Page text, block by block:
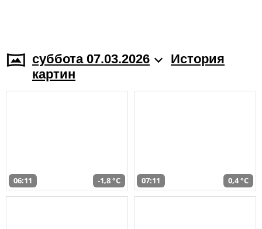
суббота 07.03.2026
История
картин
06:11 -1,8 °C 07:11 0,4 °C